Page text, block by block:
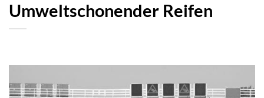
Umweltschonender Reifen